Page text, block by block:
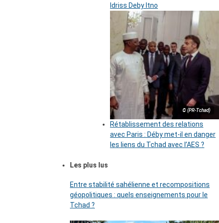
Idriss Deby Itno
© (PR-Tchad)
Rétablissement des relations
avec Paris : Déby met-il en danger
les liens du Tchad avec l’AES ?
Les plus lus
Entre stabilité sahélienne et recompositions
géopolitiques : quels enseignements pour le
Tchad ?